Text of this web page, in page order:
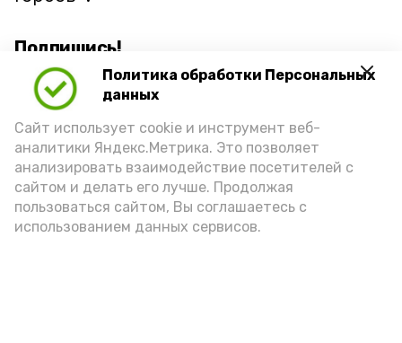
Политика обработки Персональных
данных
Сайт использует cookie и инструмент веб-
аналитики Яндекс.Метрика. Это позволяет
анализировать взаимодействие посетителей с
сайтом и делать его лучше. Продолжая
пользоваться сайтом, Вы соглашаетесь с
использованием данных сервисов.
Подпишись!
А24 в MAX А24 в Вконтакте